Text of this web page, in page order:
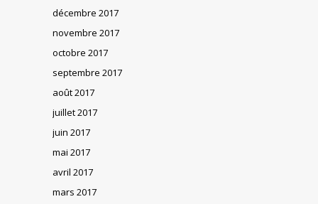
décembre 2017
novembre 2017
octobre 2017
septembre 2017
août 2017
juillet 2017
juin 2017
mai 2017
avril 2017
mars 2017